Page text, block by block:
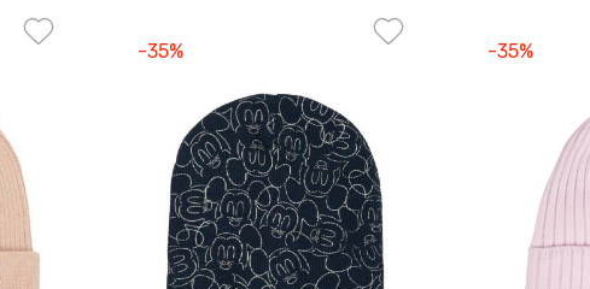
-35% -35%